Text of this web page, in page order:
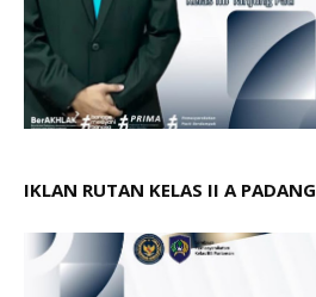
IKLAN RUTAN KELAS II A PADANG